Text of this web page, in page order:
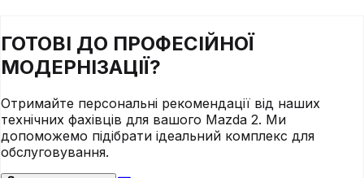
ГОТОВІ ДО ПРОФЕСІЙНОЇ
МОДЕРНІЗАЦІЇ?
Отримайте персональні рекомендації від наших
технічних фахівців для вашого Mazda 2. Ми
допоможемо підібрати ідеальний комплекс для
обслуговування.